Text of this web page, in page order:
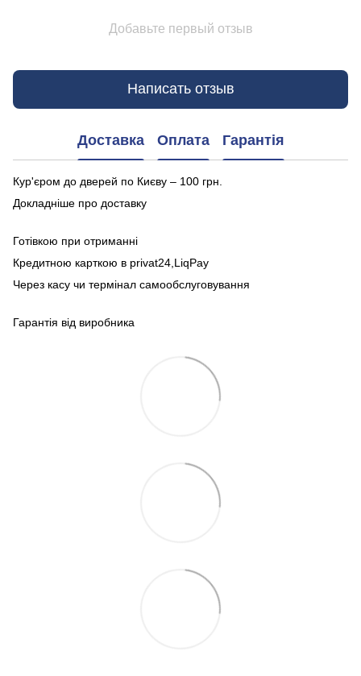
Добавьте первый отзыв
Написать отзыв
Доставка Оплата Гарантія
Кур'єром до дверей по Києву – 100 грн.
Докладніше про доставку
Готівкою при отриманні
Кредитною карткою в privat24,LiqPay
Через касу чи термінал самообслуговування
Гарантія від виробника